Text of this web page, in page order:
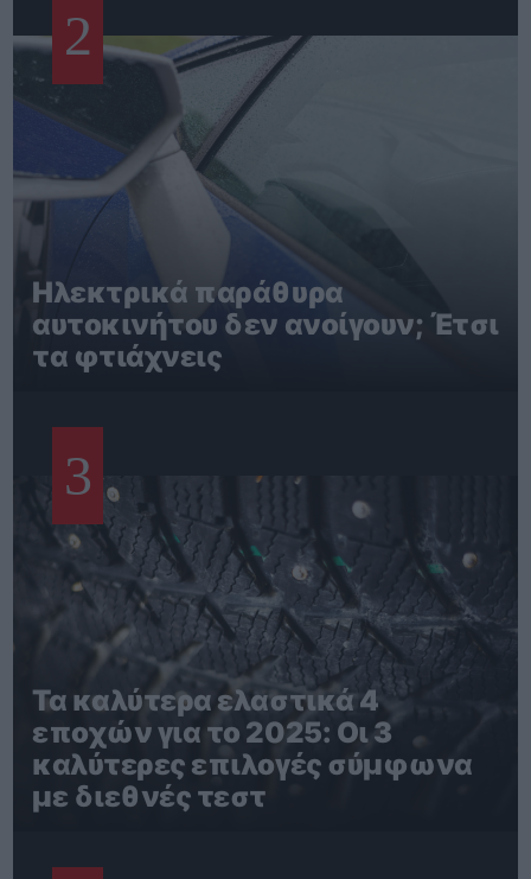
2
Ηλεκτρικά παράθυρα
αυτοκινήτου δεν ανοίγουν; Έτσι
τα φτιάχνεις
3
Τα καλύτερα ελαστικά 4
εποχών για το 2025: Οι 3
καλύτερες επιλογές σύμφωνα
με διεθνές τεστ